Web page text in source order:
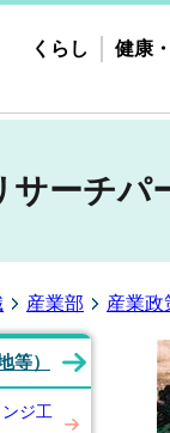
くらし 健康
サーチパ
産業部 産業政
等）
ジ工